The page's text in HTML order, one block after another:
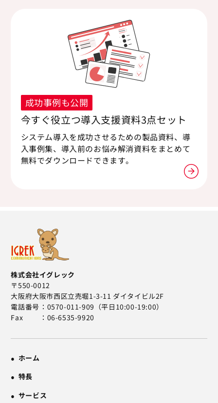
成功事例も公開
今すぐ役立つ導入支援資料3点セット
システム導入を成功させるための製品資料、導
入事例集、導入前のお悩み解消資料をまとめて
無料でダウンロードできます。
株式会社イグレック
〒550-0012
大阪府大阪市西区立売堀1-3-11 ダイタイビル2F
電話番号
0570-011-909（平日10:00-19:00）
Fax
06-6535-9920
ホーム
特長
サービス